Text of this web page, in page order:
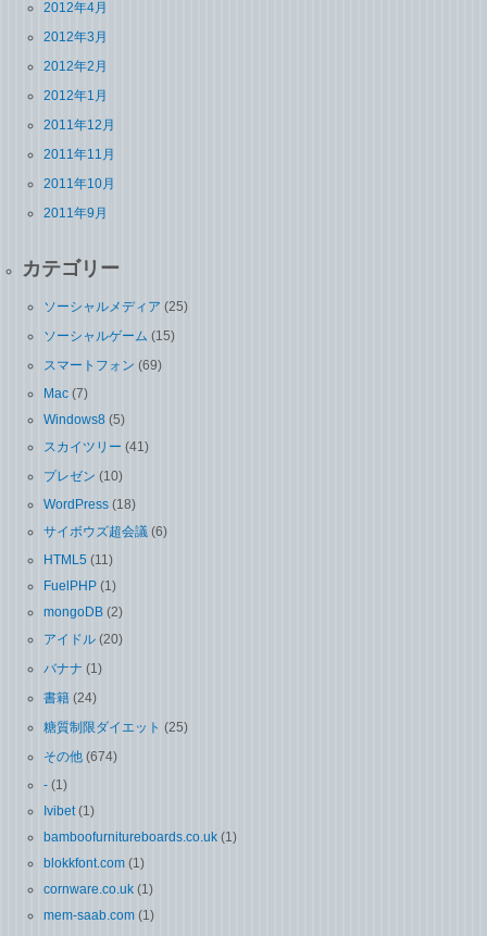
2012年4月
2012年3月
2012年2月
2012年1月
2011年12月
2011年11月
2011年10月
2011年9月
カテゴリー
ソーシャルメディア (25)
ソーシャルゲーム (15)
スマートフォン (69)
Mac (7)
Windows8 (5)
スカイツリー (41)
プレゼン (10)
WordPress (18)
サイボウズ超会議 (6)
HTML5 (11)
FuelPHP (1)
mongoDB (2)
アイドル (20)
バナナ (1)
書籍 (24)
糖質制限ダイエット (25)
その他 (674)
- (1)
Ivibet (1)
bamboofurnitureboards.co.uk (1)
blokkfont.com (1)
cornware.co.uk (1)
mem-saab.com (1)